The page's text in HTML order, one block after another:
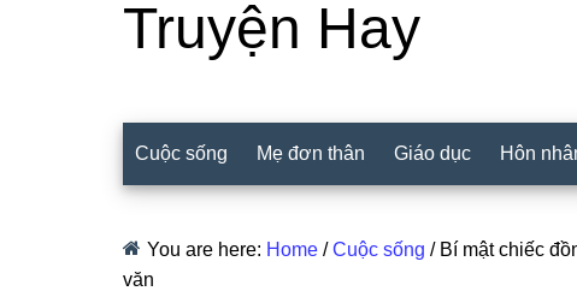
Truyện Hay
Cuộc sống Mẹ đơn thân Giáo dục Hôn
You are here: Home / Cuộc sống /Bí mật chiếc
văn